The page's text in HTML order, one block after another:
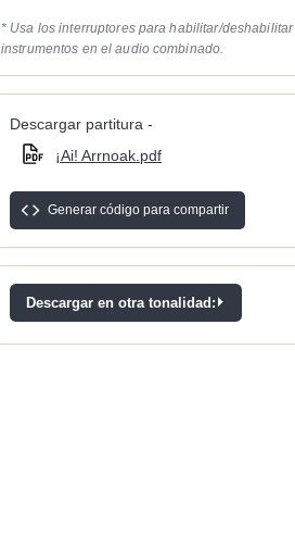
* Usa los interruptores para habilitar/deshabilitar
instrumentos en el audio combinado.
Descargar partitura -
¡Ai! Arrnoak.pdf
Generar código para compartir
Descargar en otra tonalidad: